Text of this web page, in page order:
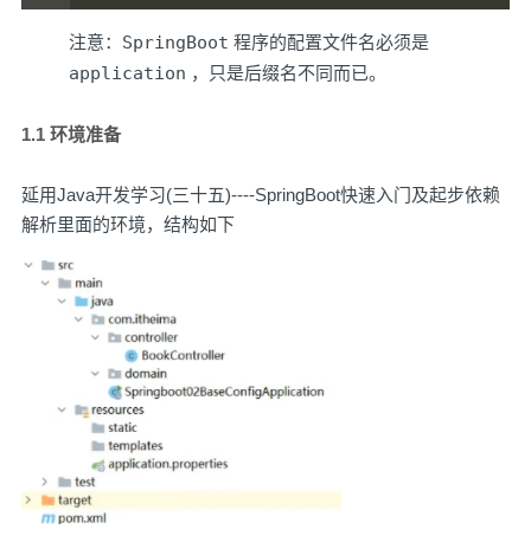
注意： SpringBoot 程序的配置文件名必须是
application ，只是后缀名不同而已。
1.1 环境准备
延用Java开发学习(三十五)----SpringBoot快速入门及起步依赖
解析里面的环境，结构如下